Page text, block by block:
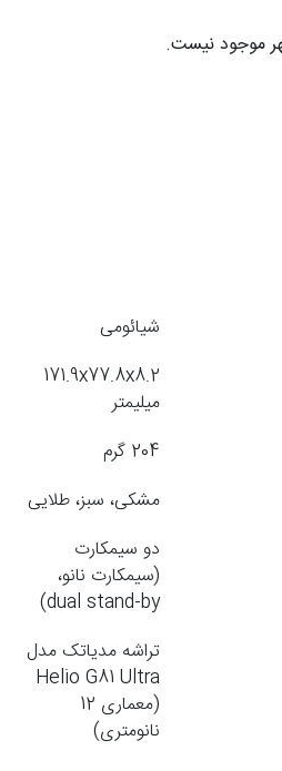
موجود نیست.
شیائومی
171.9x77.8x8.2
میلیمتر
204 گرم
مشکی، سبز، طلایی
دو سیمکارت
(سیمکارت نانو،
dual stand-by)
تراشه مدیاتک مدل
Helio G81 Ultra
(معماری 12
نانومتری)